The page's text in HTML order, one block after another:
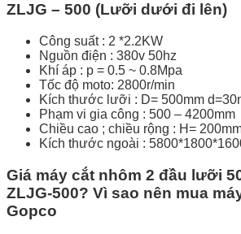
ZLJG – 500 (Lưỡi dưới đi lên)
Công suất : 2 *2.2KW
Nguồn điện : 380v 50hz
Khí áp : p = 0.5 ~ 0.8Mpa
Tốc độ moto: 2800r/min
Kích thước lưỡi : D= 500mm
Phạm vi gia công : 500 – 4200mm
Chiều cao ; chiều rộng : H=
Kích thước ngoài :
Giá máy cắt nhôm 2 đầu lưỡi
ZLJG-500? Vì sao nên mua
Gopco